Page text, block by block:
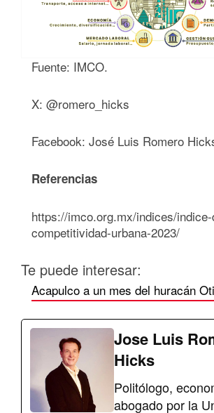
Fuente: IMCO.
X: @romero_hicks
Facebook: José Luis Romero
Referencias
https://imco.org.mx/indices/
competitividad-urbana-2023/
Te puede interesar:
Acapulco a un mes del huracán
Jose Luis
Hicks
Politólogo,
abogado por la